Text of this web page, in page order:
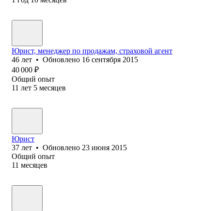
Юрист, менеджер по продажам, страховой агент
46 лет • Обновлено 16 сентября 2015
40 000 ₽
Общий опыт
11 лет 5 месяцев
Юрист
37 лет • Обновлено 23 июня 2015
Общий опыт
11 месяцев